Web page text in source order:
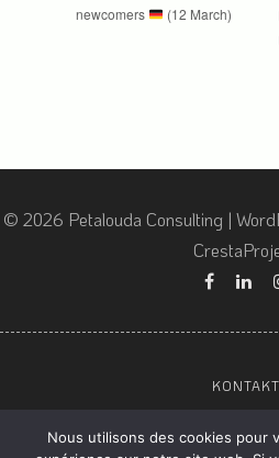
newcomers
(12 March)
© 2026 Petalouda Consulting |
KONTAKT
Nous utilisons des cookies pour